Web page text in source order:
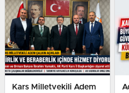
Kars Milletvekili Adem